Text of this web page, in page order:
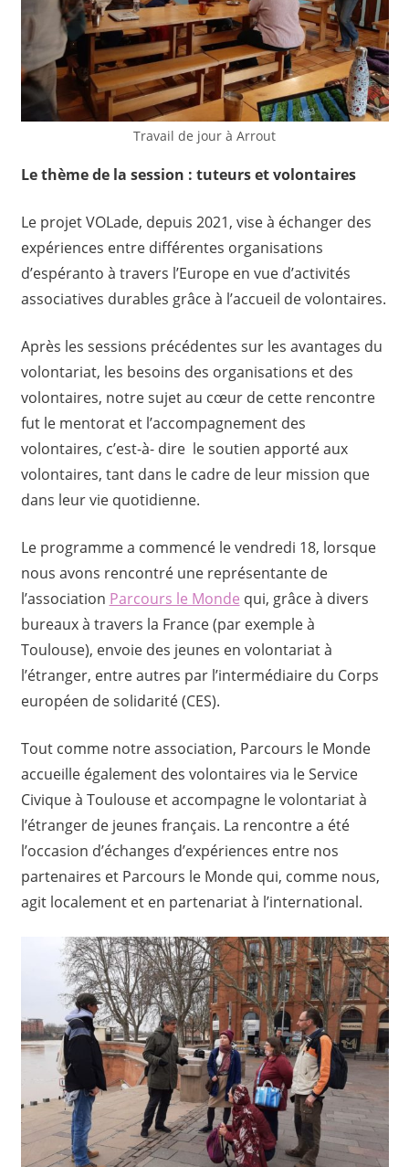
Travail de jour à Arrout
Le thème de la session : tuteurs et volontaires
Le projet VOLade, depuis 2021, vise à échanger des
expériences entre différentes organisations
d’espéranto à travers l’Europe en vue d’activités
associatives durables grâce à l’accueil de volontaires.
Après les sessions précédentes sur les avantages du
volontariat, les besoins des organisations et des
volontaires, notre sujet au cœur de cette rencontre
fut le mentorat et l’accompagnement des
volontaires, c’est-à- dire le soutien apporté aux
volontaires, tant dans le cadre de leur mission que
dans leur vie quotidienne.
Le programme a commencé le vendredi 18, lorsque
nous avons rencontré une représentante de
l’association Parcours le Monde qui, grâce à divers
bureaux à travers la France (par exemple à
Toulouse), envoie des jeunes en volontariat à
l’étranger, entre autres par l’intermédiaire du Corps
européen de solidarité (CES).
Tout comme notre association, Parcours le Monde
accueille également des volontaires via le Service
Civique à Toulouse et accompagne le volontariat à
l’étranger de jeunes français. La rencontre a été
l’occasion d’échanges d’expériences entre nos
partenaires et Parcours le Monde qui, comme nous,
agit localement et en partenariat à l’international.